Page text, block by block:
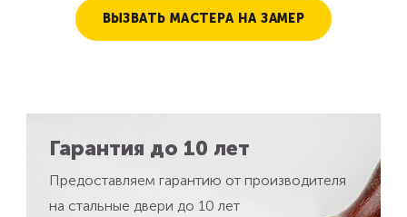
ВЫЗВАТЬ МАСТЕРА НА ЗАМЕР
Гарантия до 10 лет
Предоставляем гарантию от производителя
на стальные двери до 10 лет